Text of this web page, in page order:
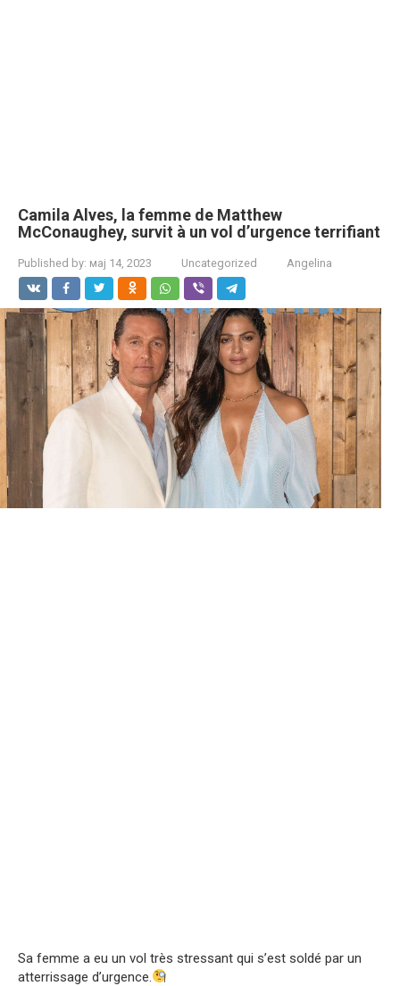
Camila Alves, la femme de Matthew
McConaughey, survit à un vol d’urgence terrifiant
Published by: мај 14, 2023 Uncategorized Angelina
Sa femme a eu un vol très stressant qui s’est soldé par un
atterrissage d’urgence.